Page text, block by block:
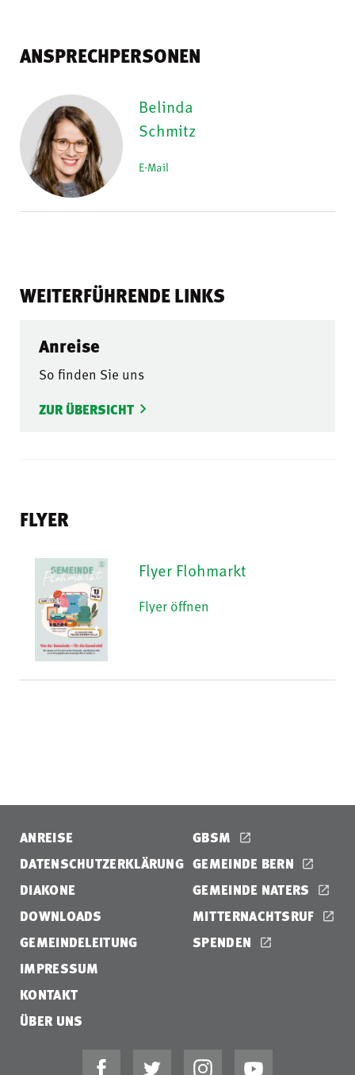
ANSPRECHPERSONEN
Belinda
Schmitz
E-Mail
WEITERFÜHRENDE LINKS
Anreise
So finden Sie uns
ZUR ÜBERSICHT
FLYER
Flyer Flohmarkt
Flyer öffnen
ANREISE
DATENSCHUTZERKLÄRUNG
DIAKONE
DOWNLOADS
GEMEINDELEITUNG
IMPRESSUM
KONTAKT
ÜBER UNS
GBSM
GEMEINDE BERN
GEMEINDE NATERS
MITTERNACHTSRUF
SPENDEN